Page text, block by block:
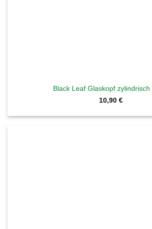
Black Leaf Glaskopf zylindrisch
10,90 €